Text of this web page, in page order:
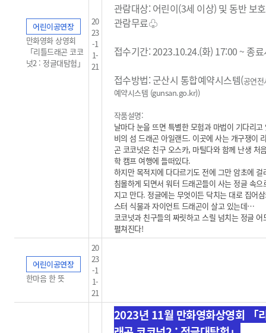
어린이공연장
만화영화 상영회
「리틀드래곤 코코
넛2 : 정글대탐험」
20
23
-1
1-
21
관람대상: 어린이(3세 이상) 및 동반 보
관람무료♧
접수기간: 2023.10.24.(화) 17:00 ~ 종
접수방법: 군산시 통합예약시스템(공연
예약시스템 (gunsan.go.kr))
작품설명:
날마다 눈을 뜨면 특별한 모험과 마법이 기다리고
비의 섬 드래곤 아일랜드. 이곳에 사는 개구쟁이
곤 코코넛은 친구 오스카, 마틸다와 함께 난생 처
학 캠프 여행에 들떠있다.
하지만 목적지에 다다르기도 전에 그만 암초에 걸
침몰하게 되면서 워터 드래곤들이 사는 정글 속으
지고 만다. 정글에는 무엇이든 닥치는 대로 집어
스터 식물과 자이언트 드래곤이 살고 있는데…
코코넛과 친구들의 짜릿하고 스릴 넘치는 정글 어
펼쳐진다!
어린이공연장
한마음 한 뜻
20
23
-1
1-
21
2023년 11월 만화영화상영회 「